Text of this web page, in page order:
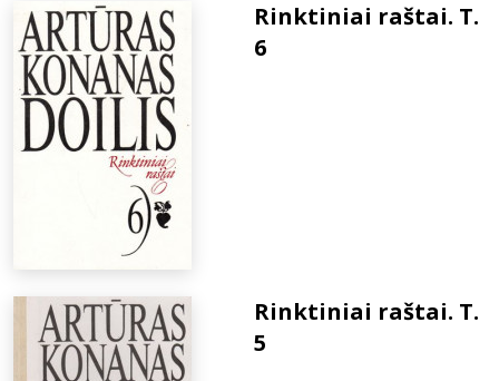
Rinktiniai raštai. T.
6
Rinktiniai raštai. T.
5